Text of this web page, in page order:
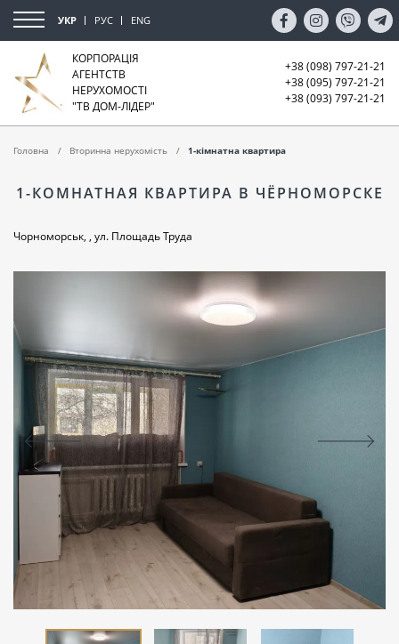
УКР РУС ENG
КОРПОРАЦІЯ
АГЕНТСТВ
НЕРУХОМОСТІ
"ТВ ДОМ-ЛІДЕР"
+38 (098) 797-21-21
+38 (095) 797-21-21
+38 (093) 797-21-21
Головна Вторинна нерухомість 1-кімнатна квартира
1-КОМНАТНАЯ КВАРТИРА В ЧЁРНОМОРСКЕ
Чорноморськ, , ул. Площадь Труда